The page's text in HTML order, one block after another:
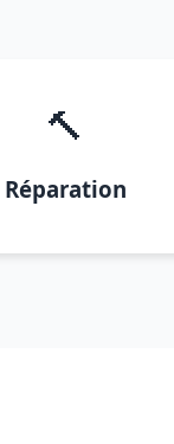
🔨
Réparation